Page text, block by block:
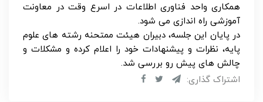
همکاری واحد فناوری اطلاعات در اسرع وقت در معاونت
آموزشی راه اندازی می شود.
در پایان این جلسه، دبیران هیئت ممتحنه رشته های علوم
پایه، نظرات و پیشنهادات خود را اعلام کرده و مشکلات و
چالش های پیش رو بررسی شد.
اشتراک گذاری: